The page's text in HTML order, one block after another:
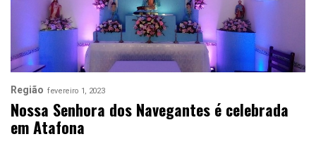
Região fevereiro 1, 2023
Nossa Senhora dos Navegantes é celebrada
em Atafona